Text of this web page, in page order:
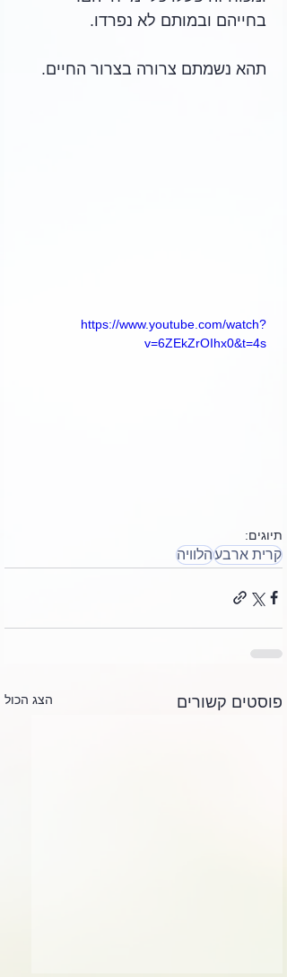
בחייהם ובמותם לא נפרדו.
תהא נשמתם צרורה בצרור החיים.
https://www.youtube.com/watch?
v=6ZEkZrOIhx0&t=4s
תיוגים:
קרית ארבעהלוויה
פוסטים קשורים הצג הכול